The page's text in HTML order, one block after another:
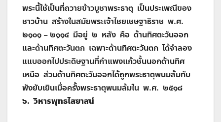
พระนี้ใช้เป็นที่ถวายข้าวบูชาพระธาตุ เป็นประเพณีของ
ชาวบ้าน สร้างในสมัยพระเจ้าไชยเชษฐาธิราช พ.ศ.
๒๑๐๑ – ๒๑๑๔ มีอยู่ ๒ หลัง คือ ด้านทิศตะวันออก
และด้านทิศตะวันตก เฉพาะด้านทิศตะวันตก ได้จำลอง
แแบออกไปประดิษฐานที่กำแพงแก้วชั้นนอกด้านทิศ
เหนือ ส่วนด้านทิศตะวันออกได้ถูกพระธาตุพนมล้มทับ
พังยับเยินเมื่อครั้งพระธาตุพนมล้มใน พ.ศ. ๒๕๑๘
๖. วิหารพุทธไสยาสน์